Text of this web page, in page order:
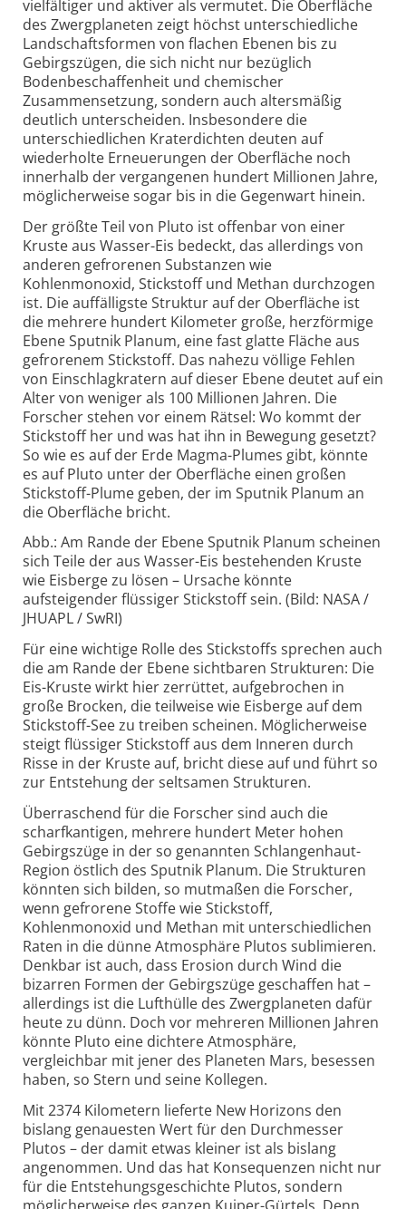
vielfältiger und aktiver als vermutet. Die Oberfläche
des Zwergplaneten zeigt höchst unterschiedliche
Landschaftsformen von flachen Ebenen bis zu
Gebirgszügen, die sich nicht nur bezüglich
Bodenbeschaffenheit und chemischer
Zusammensetzung, sondern auch altersmäßig
deutlich unterscheiden. Insbesondere die
unterschiedlichen Kraterdichten deuten auf
wiederholte Erneuerungen der Oberfläche noch
innerhalb der vergangenen hundert Millionen Jahre,
möglicherweise sogar bis in die Gegenwart hinein.
Der größte Teil von Pluto ist offenbar von einer
Kruste aus Wasser-Eis bedeckt, das allerdings von
anderen gefrorenen Substanzen wie
Kohlenmonoxid, Stickstoff und Methan durchzogen
ist. Die auffälligste Struktur auf der Oberfläche ist
die mehrere hundert Kilometer große, herzförmige
Ebene Sputnik Planum, eine fast glatte Fläche aus
gefrorenem Stickstoff. Das nahezu völlige Fehlen
von Einschlagkratern auf dieser Ebene deutet auf ein
Alter von weniger als 100 Millionen Jahren. Die
Forscher stehen vor einem Rätsel: Wo kommt der
Stickstoff her und was hat ihn in Bewegung gesetzt?
So wie es auf der Erde Magma-Plumes gibt, könnte
es auf Pluto unter der Oberfläche einen großen
Stickstoff-Plume geben, der im Sputnik Planum an
die Oberfläche bricht.
Abb.: Am Rande der Ebene Sputnik Planum scheinen
sich Teile der aus Wasser-Eis bestehenden Kruste
wie Eisberge zu lösen – Ursache könnte
aufsteigender flüssiger Stickstoff sein. (Bild: NASA /
JHUAPL / SwRI)
Für eine wichtige Rolle des Stickstoffs sprechen auch
die am Rande der Ebene sichtbaren Strukturen: Die
Eis-Kruste wirkt hier zerrüttet, aufgebrochen in
große Brocken, die teilweise wie Eisberge auf dem
Stickstoff-See zu treiben scheinen. Möglicherweise
steigt flüssiger Stickstoff aus dem Inneren durch
Risse in der Kruste auf, bricht diese auf und führt so
zur Entstehung der seltsamen Strukturen.
Überraschend für die Forscher sind auch die
scharfkantigen, mehrere hundert Meter hohen
Gebirgszüge in der so genannten Schlangenhaut-
Region östlich des Sputnik Planum. Die Strukturen
könnten sich bilden, so mutmaßen die Forscher,
wenn gefrorene Stoffe wie Stickstoff,
Kohlenmonoxid und Methan mit unterschiedlichen
Raten in die dünne Atmosphäre Plutos sublimieren.
Denkbar ist auch, dass Erosion durch Wind die
bizarren Formen der Gebirgszüge geschaffen hat –
allerdings ist die Lufthülle des Zwergplaneten dafür
heute zu dünn. Doch vor mehreren Millionen Jahren
könnte Pluto eine dichtere Atmosphäre,
vergleichbar mit jener des Planeten Mars, besessen
haben, so Stern und seine Kollegen.
Mit 2374 Kilometern lieferte New Horizons den
bislang genauesten Wert für den Durchmesser
Plutos – der damit etwas kleiner ist als bislang
angenommen. Und das hat Konsequenzen nicht nur
für die Entstehungsgeschichte Plutos, sondern